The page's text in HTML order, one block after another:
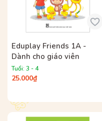
Eduplay Friends 1A -
Dành cho giáo viên
Tuổi: 3 - 4
25.000₫